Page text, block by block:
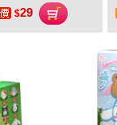
$29